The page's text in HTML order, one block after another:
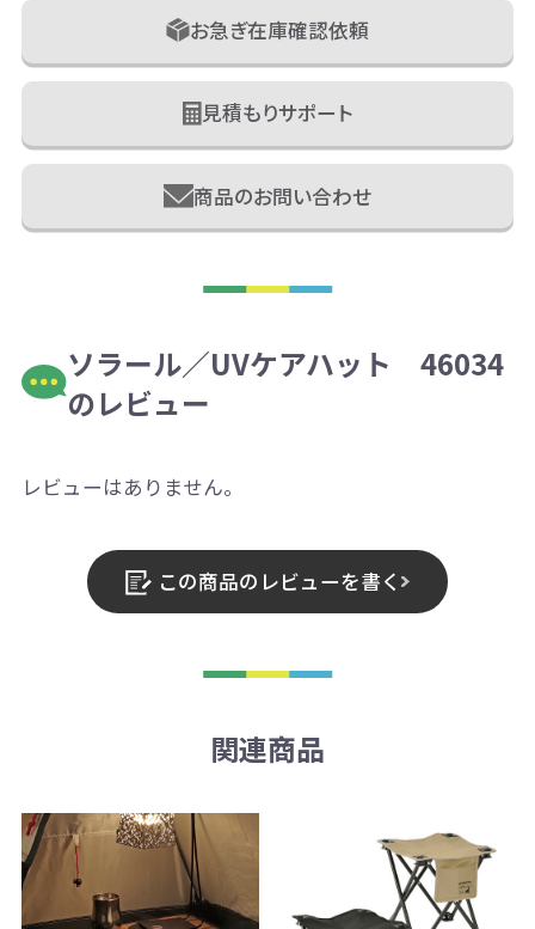
お急ぎ在庫確認依頼
見積もりサポート
商品のお問い合わせ
ソラール／UVケアハット 46034
のレビュー
レビューはありません。
この商品のレビューを書く
関連商品